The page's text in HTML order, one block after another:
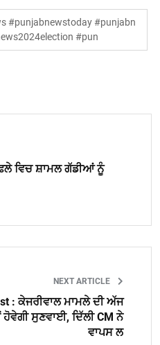
#punjabnewstoday #punjabn
#pun
ਵਿਚ ਸ਼ਾਮਲ ਗੱਡੀਆਂ ਨੂੰ
NEXT ARTICLE
: ਕੇਜਰੀਵਾਲ ਮਾਮਲੇ ਦੀ ਅੱਜ
ਸੁਣਵਾਈ, ਦਿੱਲੀ CM ਨੇ
ਵਾਪਸ ਲ